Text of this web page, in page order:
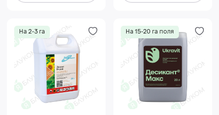
На 2-3 га На 15-20 га поля